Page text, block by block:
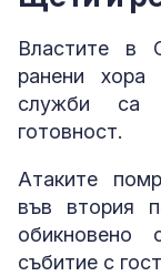
Властите в
ранени
служби са
готовност.
Атаките
във втория
обикновено
събитие с